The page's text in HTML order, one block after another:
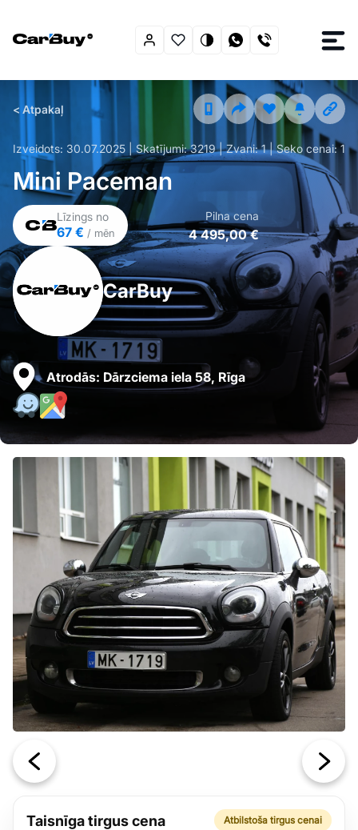
< Atpakaļ
Izveidots: 30.07.2025 | Skatījumi:3219| Zvani:1| Seko cenai:1
Mini Paceman
Līzings no
67 € / mēn
Pilna cena
4 495,00 €
CarBuy
Atrodās: Dārzciema iela 58, Rīga
Taisnīga tirgus cena Atbilstoša tirgus cenai